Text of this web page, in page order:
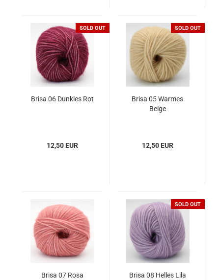
SOLD OUT
Brisa 06 Dunkles Rot
12,50 EUR
SOLD OUT
Brisa 05 Warmes
Beige
12,50 EUR
Brisa 07 Rosa
SOLD OUT
Brisa 08 Helles Lila